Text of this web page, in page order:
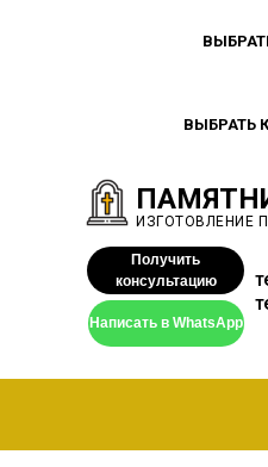
ВЫБРАТЬ
Написать в WhatsApp
Получить
консультацию
ИЗГОТОВЛЕНИЕ